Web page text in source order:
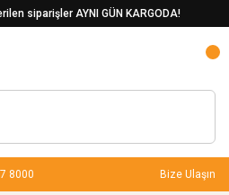
siparişler AYNI GÜN KARGODA!
8000 Bize Ulaşın